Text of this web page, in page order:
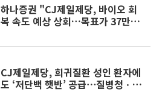
하나증권 "CJ제일제당, 바이오 회
복 속도 예상 상회…목표가 37만
CJ제일제당, 희귀질환 성인 환자에
도 ‘저단백 햇반’ 공급⋯질병청ㆍ환